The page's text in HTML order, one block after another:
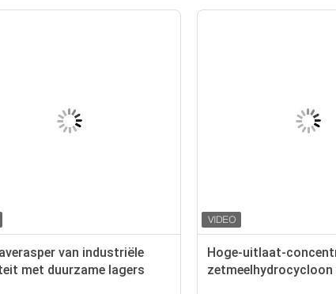
van industriële
met duurzame lagers
Hoge-uitlaat-